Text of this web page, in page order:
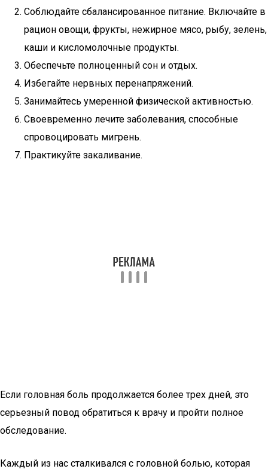
Соблюдайте сбалансированное питание. Включайте в
рацион овощи, фрукты, нежирное мясо, рыбу, зелень,
каши и кисломолочные продукты.
Обеспечьте полноценный сон и отдых.
Избегайте нервных перенапряжений.
Занимайтесь умеренной физической активностью.
Своевременно лечите заболевания, способные
спровоцировать мигрень.
Практикуйте закаливание.
Если головная боль продолжается более трех дней, это
серьезный повод обратиться к врачу и пройти полное
обследование.
Каждый из нас сталкивался с головной болью, которая